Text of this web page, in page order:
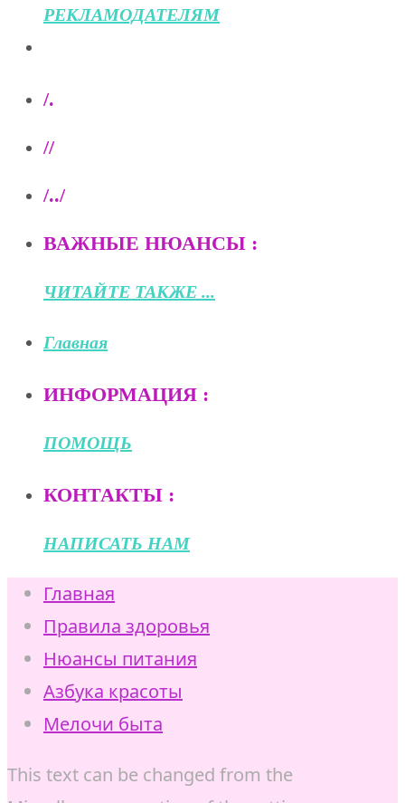
РЕКЛАМОДАТЕЛЯМ
/.
//
/../
ВАЖНЫЕ НЮАНСЫ :
ЧИТАЙТЕ ТАКЖЕ ...
Главная
ИНФОРМАЦИЯ :
ПОМОЩЬ
КОНТАКТЫ :
НАПИСАТЬ НАМ
Главная
Правила здоровья
Нюансы питания
Азбука красоты
Мелочи быта
This text can be changed from the